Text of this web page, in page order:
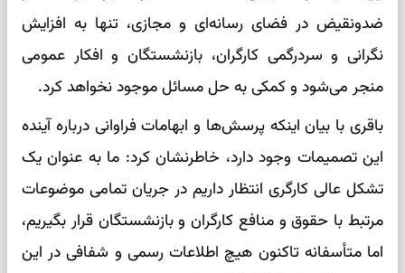
ضدونقیض در فضای رسانه‌ای و مجازی، تنها به افزایش
نگرانی و سردرگمی کارگران، بازنشستگان و افکار عمومی
منجر می‌شود و کمکی به حل مسائل موجود نخواهد کرد.
باقری با بیان اینکه پرسش‌ها و ابهامات فراوانی درباره آینده
این تصمیمات وجود دارد، خاطرنشان کرد: ما به عنوان یک
تشکل عالی کارگری انتظار داریم در جریان تمامی موضوعات
مرتبط با حقوق و منافع کارگران و بازنشستگان قرار بگیریم،
اما متأسفانه تاکنون هیچ اطلاعات رسمی و شفافی در این